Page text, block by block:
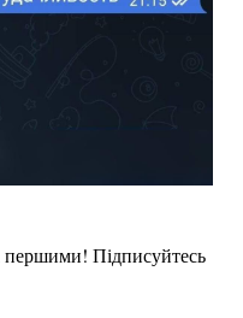
першими! Підписуйтесь